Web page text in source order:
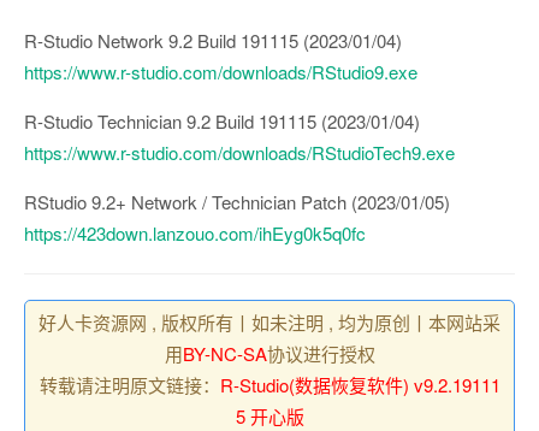
R-Studio Network 9.2 Build 191115 (2023/01/04)
https://www.r-studio.com/downloads/RStudio9.exe
R-Studio Technician 9.2 Build 191115 (2023/01/04)
https://www.r-studio.com/downloads/RStudioTech9.exe
RStudio 9.2+ Network / Technician Patch (2023/01/05)
https://423down.lanzouo.com/ihEyg0k5q0fc
好人卡资源网 , 版权所有丨如未注明 , 均为原创丨本网站采
用BY-NC-SA协议进行授权
转载请注明原文链接： R-Studio(数据恢复软件) v9.2.19111
5 开心版